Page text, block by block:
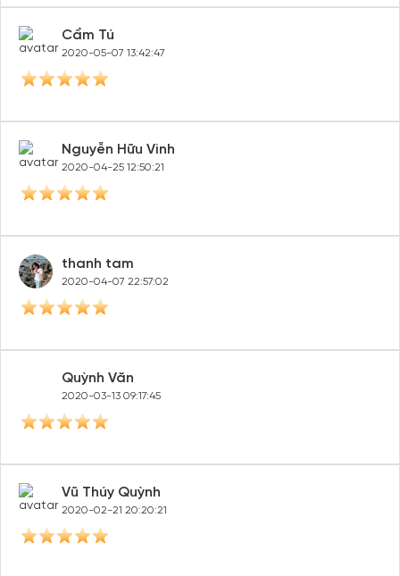
Cẩm Tú
2020-05-07 13:42:47
Nguyễn Hữu Vinh
2020-04-25 12:50:21
thanh tam
2020-04-07 22:57:02
Quỳnh Văn
2020-03-13 09:17:45
Vũ Thúy Quỳnh
2020-02-21 20:20:21